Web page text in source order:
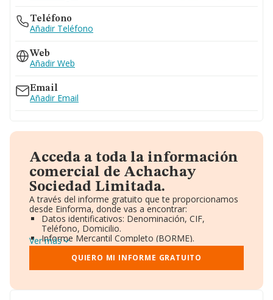
Teléfono
Añadir Teléfono
Web
Añadir Web
Email
Añadir Email
Acceda a toda la información
comercial de Achachay
Sociedad Limitada.
A través del informe gratuito que te proporcionamos
desde Einforma, donde vas a encontrar:
Datos identificativos: Denominación, CIF,
Teléfono, Domicilio.
Informe Mercantil Completo (BORME).
Gráficos de Evolución Ventas y Empleados.
Consejo de Administración y Administradores.
Directivos y Ejecutivos.
Ver más
QUIERO MI INFORME GRATUITO